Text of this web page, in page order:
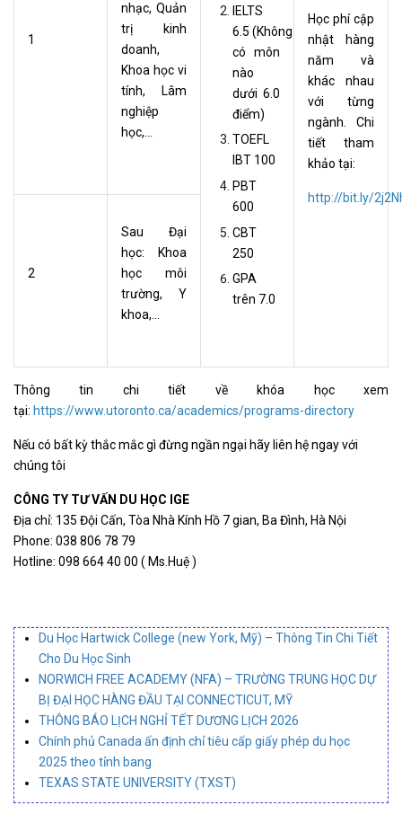
1
nhạc, Quản
trị kinh
doanh,
Khoa học vi
tính, Lâm
nghiệp
học,...
IELTS
6.5 (Không
có môn
nào
dưới 6.0
điểm)
TOEFL
IBT 100
PBT
600
CBT
250
GPA
trên 7.0
Học phí cập
nhật hàng
năm và
khác nhau
với từng
ngành. Chi
tiết tham
khảo tại:
http://bit.ly/
2
Sau Đại
học: Khoa
học môi
trường, Y
khoa,...
Thông tin chi tiết về khóa học xem
tại: https://www.utoronto.ca/academics/programs-directory
Nếu có bất kỳ thắc mắc gì đừng ngần ngại hãy liên hệ ngay với
chúng tôi
CÔNG TY TƯ VẤN DU HỌC IGE
Địa chỉ: 135 Đội Cấn, Tòa Nhà Kính Hồ 7 gian, Ba Đình, Hà Nội
Phone: 038 806 78 79
Hotline: 098 664 40 00 ( Ms.Huệ )
Du Học Hartwick College (new York, Mỹ) – Thông Tin Chi Tiết
Cho Du Học Sinh
NORWICH FREE ACADEMY (NFA) – TRƯỜNG TRUNG HỌC DỰ
BỊ ĐẠI HỌC HÀNG ĐẦU TẠI CONNECTICUT, MỸ
THÔNG BÁO LỊCH NGHỈ TẾT DƯƠNG LỊCH 2026
Chính phủ Canada ấn định chỉ tiêu cấp giấy phép du học
2025 theo tỉnh bang
TEXAS STATE UNIVERSITY (TXST)